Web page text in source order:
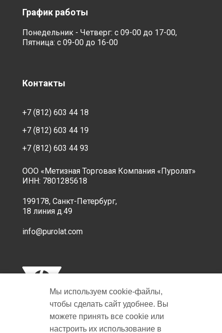
График работы
Понедельник - Четверг: с 09-00 до 17-00,
Пятница: с 09-00 до 16-00
Контакты
+7 (812) 603 44 18
+7 (812) 603 44 19
+7 (812) 603 44 93
ООО «Метизная Торговая Компания «Пуролат»
ИНН: 7801285618
199178, Санкт-Петербург,
18 линия д.49
info@purolat.com
Мы используем cookie‑файлы,
чтобы сделать сайт удобнее. Вы
можете принять все cookie или
настроить их использование в